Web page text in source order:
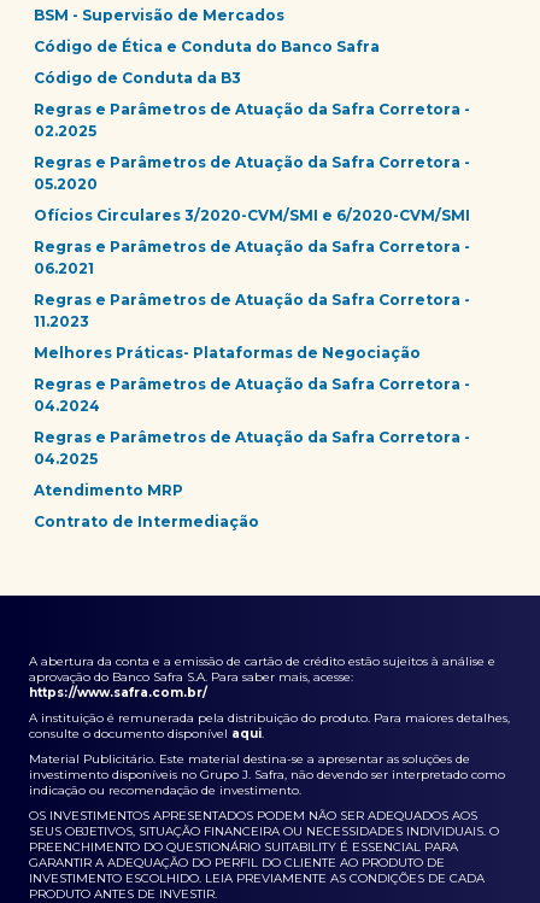
BSM - Supervisão de Mercados
Código de Ética e Conduta do Banco Safra
Código de Conduta da B3
Regras e Parâmetros de Atuação da Safra Corretora -
02.2025
Regras e Parâmetros de Atuação da Safra Corretora -
05.2020
Ofícios Circulares 3/2020-CVM/SMI e 6/2020-CVM/SMI
Regras e Parâmetros de Atuação da Safra Corretora -
06.2021
Regras e Parâmetros de Atuação da Safra Corretora -
11.2023
Melhores Práticas- Plataformas de Negociação
Regras e Parâmetros de Atuação da Safra Corretora -
04.2024
Regras e Parâmetros de Atuação da Safra Corretora -
04.2025
Atendimento MRP
Contrato de Intermediação
A abertura da conta e a emissão de cartão de crédito estão sujeitos à análise e
aprovação do Banco Safra S.A. Para saber mais, acesse:
https://www.safra.com.br/
A instituição é remunerada pela distribuição do produto. Para maiores detalhes,
consulte o documento disponível aqui.
Material Publicitário. Este material destina-se a apresentar as soluções de
investimento disponíveis no Grupo J. Safra, não devendo ser interpretado como
indicação ou recomendação de investimento.
OS INVESTIMENTOS APRESENTADOS PODEM NÃO SER ADEQUADOS AOS
SEUS OBJETIVOS, SITUAÇÃO FINANCEIRA OU NECESSIDADES INDIVIDUAIS. O
PREENCHIMENTO DO QUESTIONÁRIO SUITABILITY É ESSENCIAL PARA
GARANTIR A ADEQUAÇÃO DO PERFIL DO CLIENTE AO PRODUTO DE
INVESTIMENTO ESCOLHIDO. LEIA PREVIAMENTE AS CONDIÇÕES DE CADA
PRODUTO ANTES DE INVESTIR.